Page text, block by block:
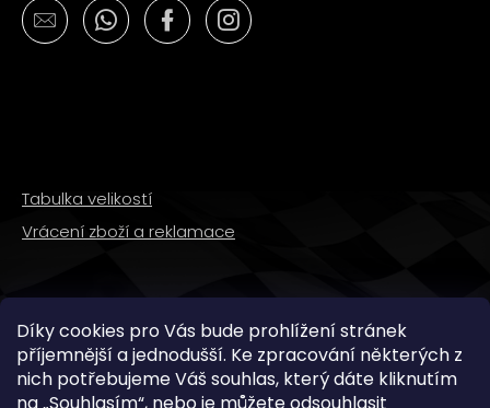
Díky cookies pro Vás bude prohlížení stránek
příjemnější a jednodušší. Ke zpracování některých z
nich potřebujeme Váš souhlas, který dáte kliknutím
Tabulka velikostí
Vrácení zboží a reklamace
SLEDUJTE NÁS